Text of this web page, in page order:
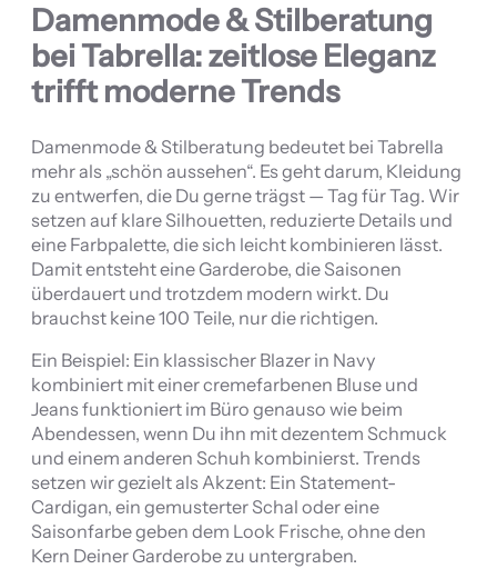
Damenmode & Stilberatung
bei Tabrella: zeitlose Eleganz
trifft moderne Trends
Damenmode & Stilberatung bedeutet bei Tabrella
mehr als „schön aussehen“. Es geht darum, Kleidung
zu entwerfen, die Du gerne trägst — Tag für Tag. Wir
setzen auf klare Silhouetten, reduzierte Details und
eine Farbpalette, die sich leicht kombinieren lässt.
Damit entsteht eine Garderobe, die Saisonen
überdauert und trotzdem modern wirkt. Du
brauchst keine 100 Teile, nur die richtigen.
Ein Beispiel: Ein klassischer Blazer in Navy
kombiniert mit einer cremefarbenen Bluse und
Jeans funktioniert im Büro genauso wie beim
Abendessen, wenn Du ihn mit dezentem Schmuck
und einem anderen Schuh kombinierst. Trends
setzen wir gezielt als Akzent: Ein Statement-
Cardigan, ein gemusterter Schal oder eine
Saisonfarbe geben dem Look Frische, ohne den
Kern Deiner Garderobe zu untergraben.